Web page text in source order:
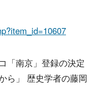
「南京」登録の決定
ら」 歴史学者の藤岡